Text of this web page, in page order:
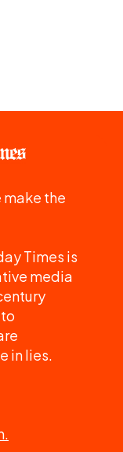
make the
Times is
media
in lies.